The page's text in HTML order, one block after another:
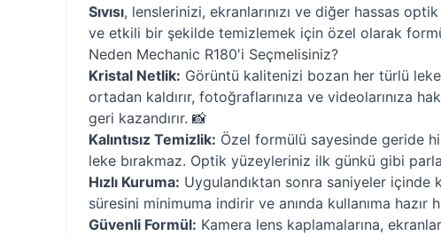
Sıvısı, lenslerinizi, ekranlarınızı ve diğer hassas
ve etkili bir şekilde temizlemek için özel olarak
Neden Mechanic R180'i Seçmelisiniz?
Kristal Netlik: Görüntü kalitenizi bozan her türlü
ortadan kaldırır, fotoğraflarınıza ve videolarınıza
geri kazandırır. 📸
Kalıntısız Temizlik: Özel formülü sayesinde geride
leke bırakmaz. Optik yüzeyleriniz ilk günkü gibi
Hızlı Kuruma: Uygulandıktan sonra saniyeler içinde
süresini minimuma indirir ve anında kullanıma hazır
Güvenli Formül: Kamera lens kaplamalarına,